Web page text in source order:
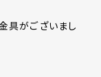
具がございまし